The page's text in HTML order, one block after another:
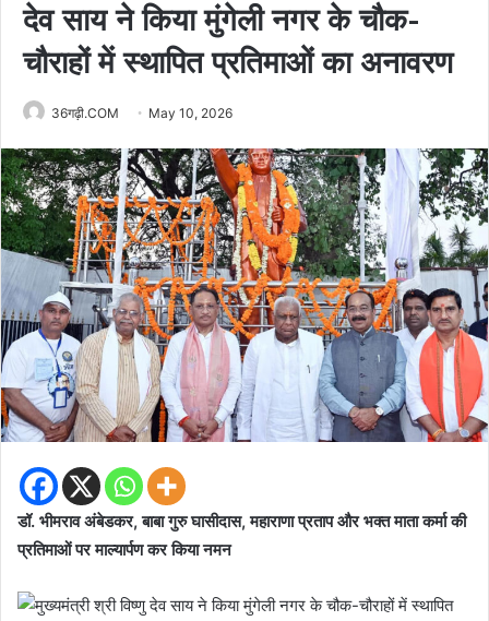
देव साय ने किया मुंगेली नगर के चौक-
चौराहों में स्थापित प्रतिमाओं का अनावरण
36गढ़ी.COM May 10, 2026
डॉ. भीमराव अंबेडकर, बाबा गुरु घासीदास, महाराणा प्रताप और भक्त माता कर्मा की
प्रतिमाओं पर माल्यार्पण कर किया नमन